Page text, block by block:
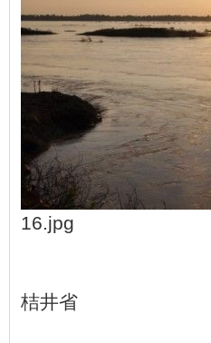
16.jpg
桔井省